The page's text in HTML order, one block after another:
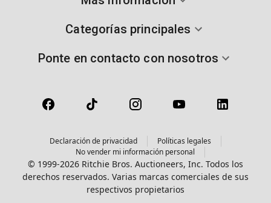
Categorías principales
Ponte en contacto con nosotros
Declaración de privacidad
Políticas legales
No vender mi información personal
© 1999-2026 Ritchie Bros. Auctioneers, Inc. Todos los
derechos reservados. Varias marcas comerciales de sus
respectivos propietarios